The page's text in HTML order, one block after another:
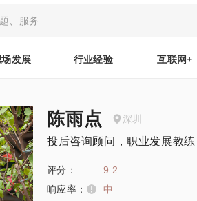
发展 行业经验 互联网+
陈雨点 深圳
投后咨询顾问，职业发展教练
评分：
9.2
响应率：
中